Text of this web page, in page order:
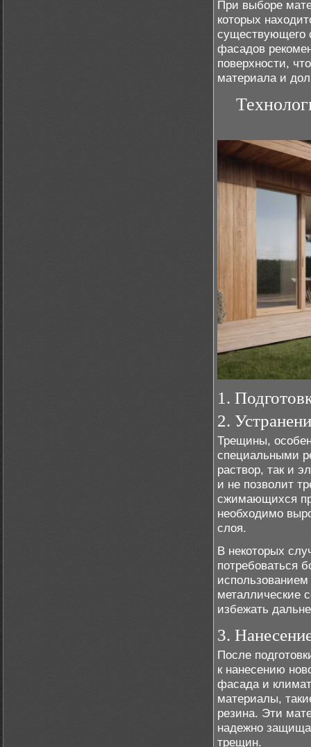
При выборе
которых
существующего
фасадов
поверхности,
материала и
1.
2.
Трещины,
специальными
раствор, так и
и не позволит
сжимающихся
необходимо
слоя.
В некоторых
потребоваться
металлические
избежать
3.
После
к нанесению
фасада и
материалы,
резина. Эти
надежно
трещин.